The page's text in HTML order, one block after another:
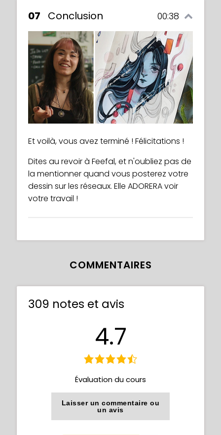
07 Conclusion 00:38
Et voilà, vous avez terminé ! Félicitations !
Dites au revoir à Feefal, et n'oubliez pas de
la mentionner quand vous posterez votre
dessin sur les réseaux. Elle ADORERA voir
votre travail !
COMMENTAIRES
309 notes et avis
4.7
Évaluation du cours
Laisser un commentaire ou
un avis